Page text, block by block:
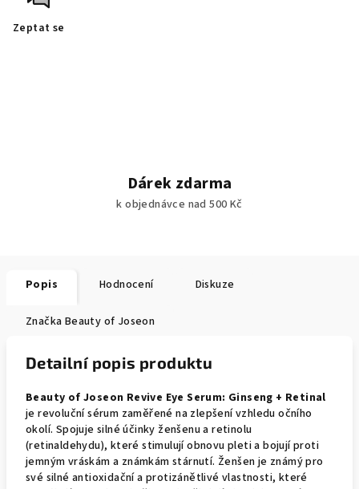
Zeptat se
Dárek zdarma
k objednávce nad 500 Kč
Popis Hodnocení Diskuze
Značka Beauty of Joseon
Detailní popis produktu
Beauty of Joseon Revive Eye Serum: Ginseng + Retinal
je revoluční sérum zaměřené na zlepšení vzhledu očního
okolí. Spojuje silné účinky ženšenu a retinolu
(retinaldehydu), které stimulují obnovu pleti a bojují proti
jemným vráskám a známkám stárnutí. Ženšen je známý pro
své silné antioxidační a protizánětlivé vlastnosti, které